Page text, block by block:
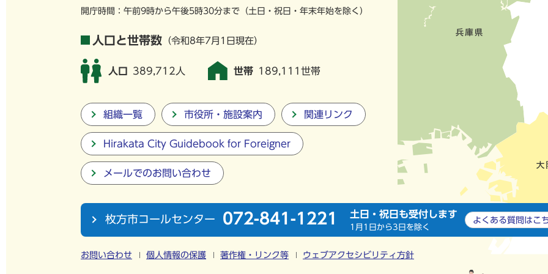
開庁時間：午前9時から午後5時30分まで （土日・祝日・年末年始を除く）
人口と世帯数 （令和8年7月1日現在）
人口 389,712人 世帯 189,111世帯
組織一覧 市役所・施設案内 関連リンク
Hirakata City Guidebook for Foreigner
メールでのお問い合わせ
枚方市コールセンター 072-841-1221 土日・祝日も受付します
1月1日から3日を除く
よくある質問は こ
お問い合わせ 個人情報の保護 著作権・リンク等 ウェブアクセシビリティ方針